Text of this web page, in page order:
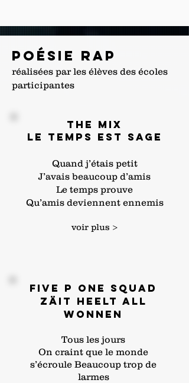
poésie rap
réalisées par les élèves des écoles
participantes
THE MIX
LE TEMPS EST SAGE
Quand j’étais petit
J’avais beaucoup d’amis
Le temps prouve
Qu’amis deviennent ennemis
voir plus >
Five P One Squad
Zäit heelt all
Wonnen
Tous les jours
On craint que le monde
s’écroule Beaucoup trop de
larmes